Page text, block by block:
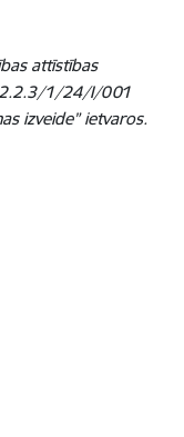
attīstības
1/24/I/001
izveide” ietvaros.